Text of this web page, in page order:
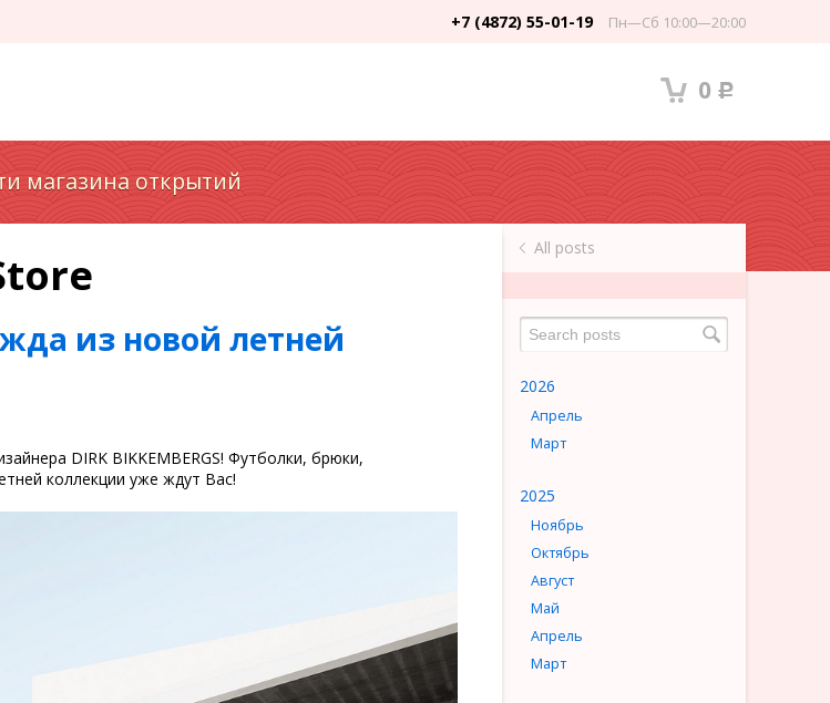
+7 (4872) 55-01-19 Пн—Сб 10:00—20:00
0 Р
магазина открытий
All posts
2026
Апрель
Март
2025
Ноябрь
Октябрь
Август
Май
Апрель
Март
из новой летней
DIRK BIKKEMBERGS! Футболки, брюки,
коллекции уже ждут Вас!